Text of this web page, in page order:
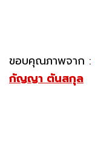
ขอบคุณภาพจาก :
กัญญา ตันสกุล